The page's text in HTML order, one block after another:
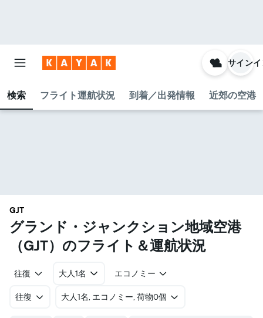
検索 フライト運航状況 到着／出発情報 近郊の空港
サイン
GJT
グランド・ジャンクション地域空港​
（GJT​）のフライト＆運航状況
往復 大人1名 エコノミー
往復 ​大人1名, エコノミー, 荷物0個